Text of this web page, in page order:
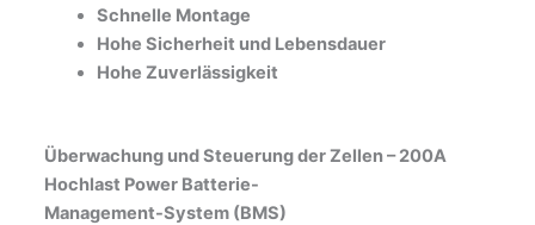
Schnelle Montage
Hohe Sicherheit und Lebensdauer
Hohe Zuverlässigkeit
Überwachung und Steuerung der Zellen –200A
Hochlast Power Batterie-
Management-System (BMS)